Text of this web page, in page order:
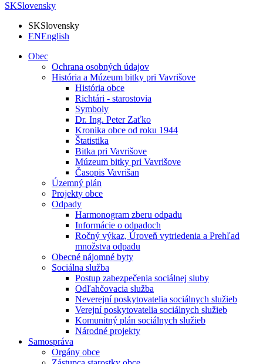
SKSlovensky
SKSlovensky
ENEnglish
Obec
Ochrana osobných údajov
História a Múzeum bitky pri Vavrišove
História obce
Richtári - starostovia
Symboly
Dr. Ing. Peter Zaťko
Kronika obce od roku 1944
Štatistika
Bitka pri Vavrišove
Múzeum bitky pri Vavrišove
Časopis Vavrišan
Územný plán
Projekty obce
Odpady
Harmonogram zberu odpadu
Informácie o odpadoch
Ročný výkaz, Úroveň vytriedenia a Prehľad
množstva odpadu
Obecné nájomné byty
Sociálna služba
Postup zabezpečenia sociálnej sluby
Odľahčovacia služba
Neverejní poskytovatelia sociálnych služieb
Verejní poskytovatelia sociálnych služieb
Komunitný plán sociálnych služieb
Národné projekty
Samospráva
Orgány obce